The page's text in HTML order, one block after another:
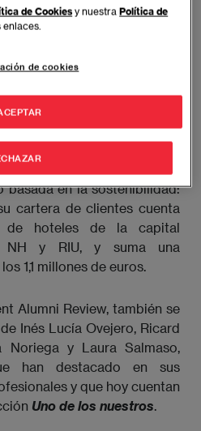
el sector de la cosmética
de 90 millones de euros.
una empresa familiar a ser
empoderan este número de
basada en la sostenibilidad:
cartera de clientes cuenta
de hoteles de la capital
NH y RIU, y suma una
1,1 millones de euros.
Alumni Review, también se
Inés Lucía Ovejero, Ricard
Noriega y Laura Salmaso,
han destacado en sus
y que hoy cuentan
Uno de los nuestros.
de Cookies y nuestraPolítica de
de cookies